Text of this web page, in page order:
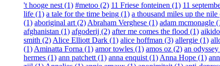
't hooge nest (1) #metoo (2) 11 Friese fonteinen (1) 11
life (1) a tale for the time being (1) a thousand miles up the nile
(1) aboriginal art (2) Abraham Verghese (1) adam mcmonagle
afghanistan (1) afgoderij (2) after me comes the flood (1)
smith (2) Alice Elliott Dark (1) alice hoffman (3) allergie (1)
(1) Aminatta Forna (1) amor towles (1) amos oz (2) an
hermes (1) ann patchett (1) anna enquist (1) Anna Hope (1)